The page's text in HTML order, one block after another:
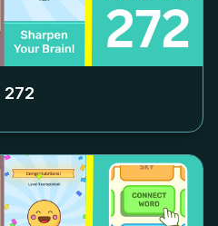
272